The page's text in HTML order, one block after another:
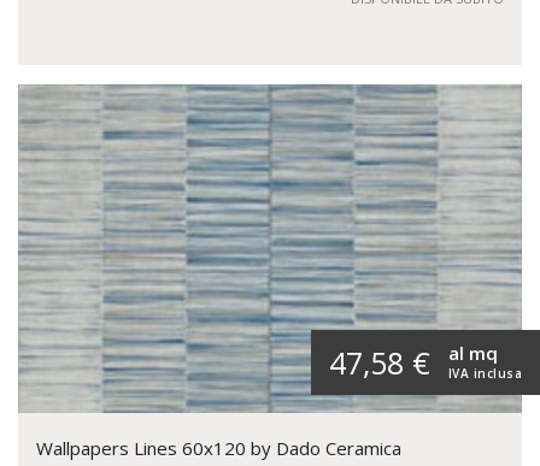
47,58 € IVA inclusa
al mq
Wallpapers Lines 60x120 by Dado Ceramica